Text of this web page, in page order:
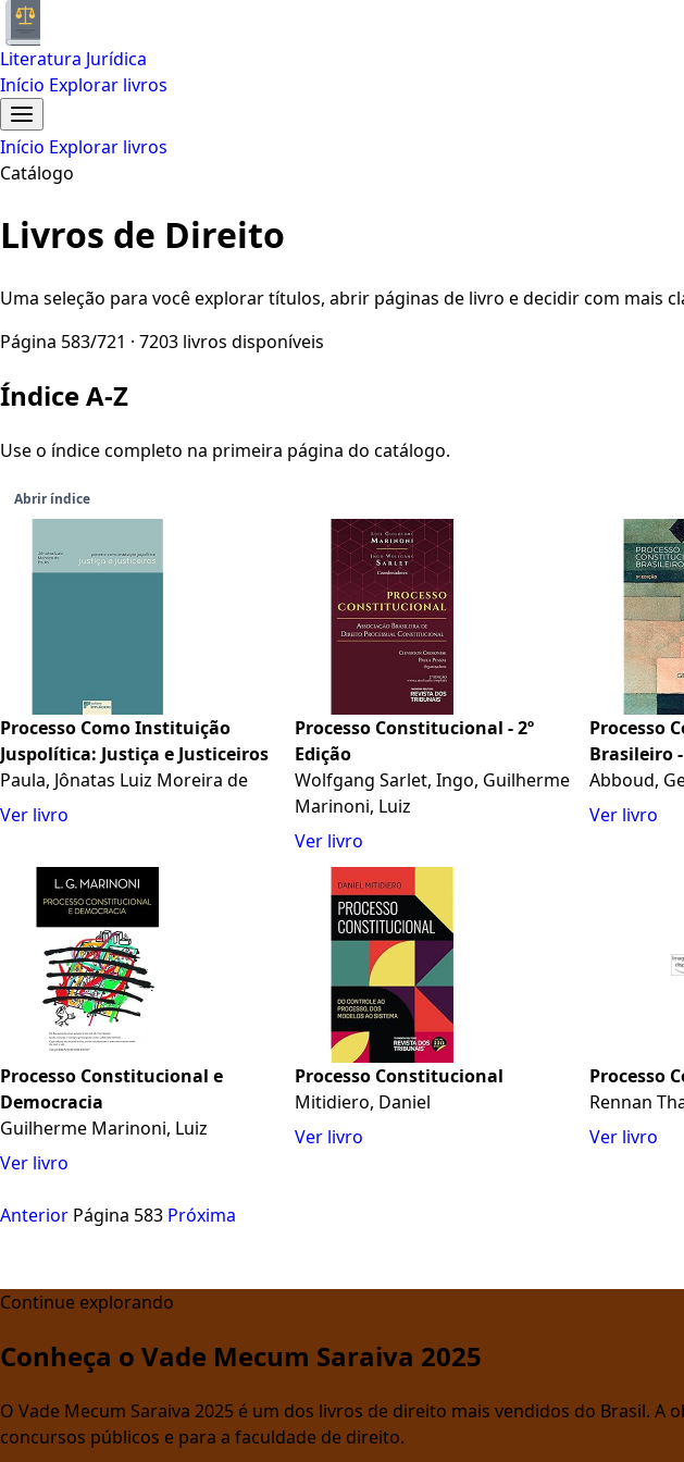
Literatura Jurídica
Início Explorar livros
Início Explorar livros
Catálogo
Livros de Direito
Uma seleção para você explorar títulos, abrir páginas de livro e decidir com mais
Página 583/721 · 7203 livros disponíveis
Índice A-Z
Use o índice completo na primeira página do catálogo.
Abrir índice
Processo Como Instituição
Juspolítica: Justiça e Justiceiros
Paula, Jônatas Luiz Moreira de
Ver livro
Processo Constitucional - 2º
Edição
Wolfgang Sarlet, Ingo, Guilherme
Marinoni, Luiz
Ver livro
Processo
Brasileiro -
Abboud,
Ver livro
Processo Constitucional e
Democracia
Guilherme Marinoni, Luiz
Ver livro
Processo Constitucional
Mitidiero, Daniel
Ver livro
Processo
Rennan
Ver livro
Anterior Página 583 Próxima
Continue explorando
Conheça o Vade Mecum Saraiva 2025
O Vade Mecum Saraiva 2025 é um dos livros de direito mais vendidos do Brasil.
concursos públicos e para a faculdade de direito.